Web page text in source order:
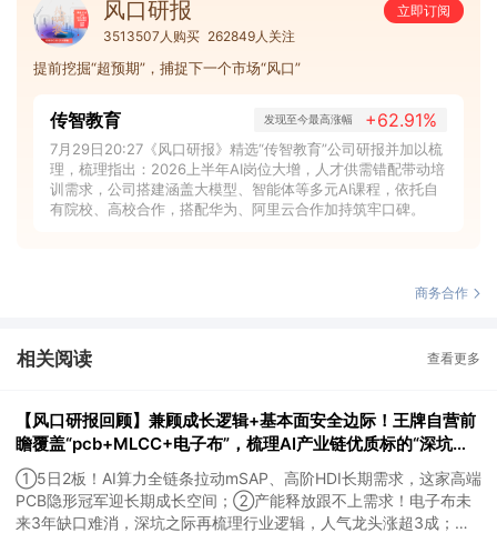
风口研报
立即订阅
3513507人购买 262849人关注
提前挖掘“超预期”，捕捉下一个市场“风口”
传智教育 发现至今最高涨幅 +62.91%
7月29日20:27《风口研报》精选“传智教育”公司研报并加以梳
理，梳理指出：2026上半年AI岗位大增，人才供需错配带动培
训需求，公司搭建涵盖大模型、智能体等多元AI课程，依托自
有院校、高校合作，搭配华为、阿里云合作加持筑牢口碑。
商务合作
相关阅读 查看更多
【风口研报回顾】兼顾成长逻辑+基本面安全边际！王牌自营前
瞻覆盖“pcb+MLCC+电子布”，梳理AI产业链优质标的“深坑起
跳”
①5日2板！AI算力全链条拉动mSAP、高阶HDI长期需求，这家高端
PCB隐形冠军迎长期成长空间；②产能释放跟不上需求！电子布未
来3年缺口难消，深坑之际再梳理行业逻辑，人气龙头涨超3成；